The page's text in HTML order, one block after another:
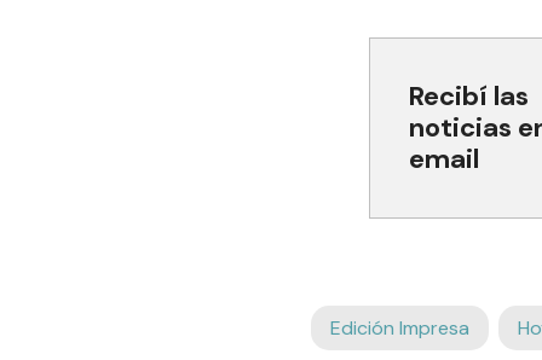
Recibí las
noticias
email
Edición Impresa